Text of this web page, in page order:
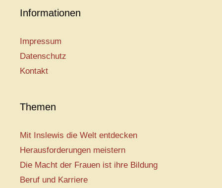
Informationen
Impressum
Datenschutz
Kontakt
Themen
Mit Inslewis die Welt entdecken
Herausforderungen meistern
Die Macht der Frauen ist ihre Bildung
Beruf und Karriere